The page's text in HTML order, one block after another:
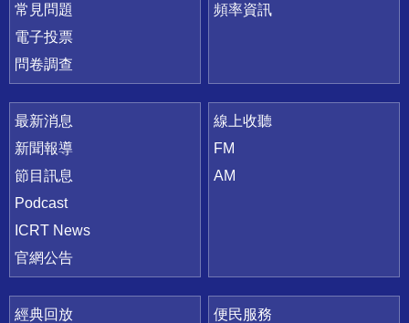
常見問題
電子投票
問卷調查
頻率資訊
最新消息
新聞報導
節目訊息
Podcast
ICRT News
官網公告
線上收聽
FM
AM
經典回放
便民服務